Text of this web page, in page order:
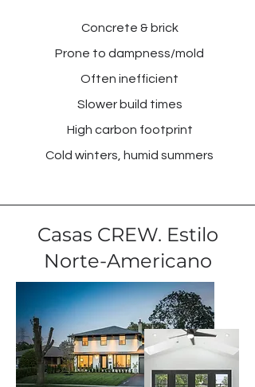
Concrete & brick
Prone to dampness/mold
Often inefficient
Slower build times
High carbon footprint
Cold winters, humid summers
Casas CREW. Estilo
Norte-Americano